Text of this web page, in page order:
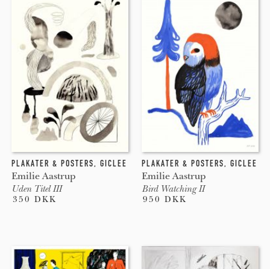
PLAKATER & POSTERS, GICLEE
Emilie Aastrup
Bird Watching II
950 DKK
PLAKATER & POSTERS, GICLEE
Emilie Aastrup
Uden Titel III
350 DKK